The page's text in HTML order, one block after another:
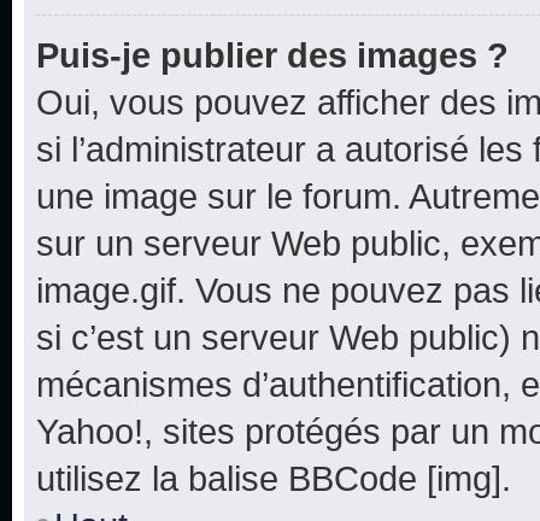
Puis-je publier des images ?
Oui, vous pouvez afficher des
si l’administrateur a autorisé
une image sur le forum.
sur un serveur Web public,
image.gif. Vous ne pouvez pas
si c’est un serveur Web public)
mécanismes d’authentification,
Yahoo!, sites protégés par un
utilisez la balise BBCode [img].